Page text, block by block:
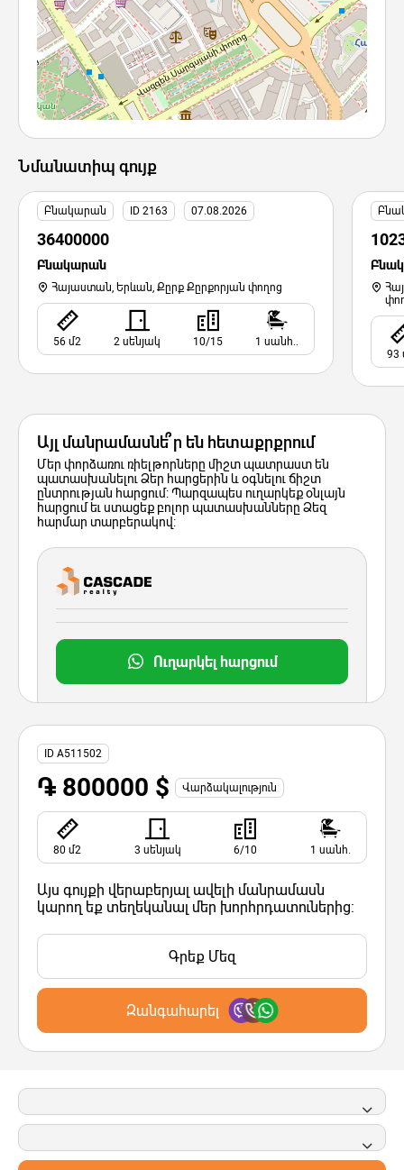
Նմանատիպ գույք
Բնակարան ID 2163 07.08.2026
36400000
Բնակարան
Հայաստան, Երևան, Քըրք Քըրքորյան փողոց
56 մ2 2 սենյակ 10/15 1 սանհ..
93
Այլ մանրամասնե՞ր են հետաքրքրում
Մեր փորձառու ռիելթորները միշտ պատրաստ են
պատասխանելու Ձեր հարցերին և օգնելու ճիշտ
ընտրության հարցում: Պարզապես ուղարկեք օնլայն
հարցում եւ ստացեք բոլոր պատասխանները Ձեզ
հարմար տարբերակով:
Ուղարկել հարցում
ID A511502
֏ 800000 $ Վարձակալություն
80 մ2 3 սենյակ 6/10 1 սանհ.
Այս գույքի վերաբերյալ ավելի մանրամասն
կարող եք տեղեկանալ մեր խորհրդատուներից:
Գրեք Մեզ
Զանգահարել